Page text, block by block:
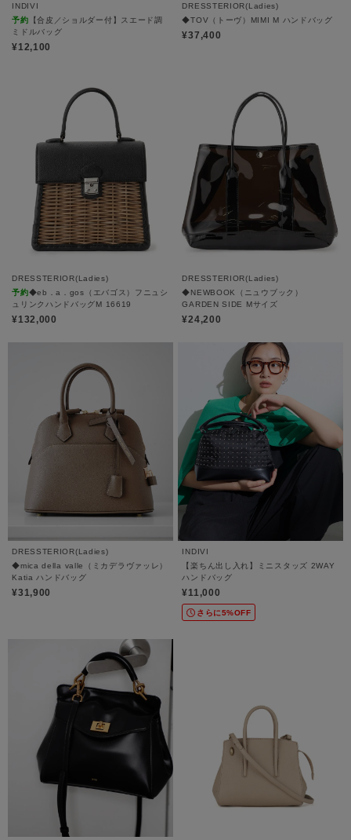
INDIVI
予約 【合皮／ショルダー付】スエード調
ミドルバッグ
¥12,100
DRESSTERIOR(Ladies)
◆TOV（トーヴ）MIMI M ハンドバッグ
¥37,400
DRESSTERIOR(Ladies)
予約◆eb．a．gos（エバゴス）フニュシ
ュリンクハンドバッグM 16619
¥132,000
DRESSTERIOR(Ladies)
◆NEWBOOK（ニュウブック）
GARDEN SIDE Mサイズ
¥24,200
DRESSTERIOR(Ladies)
◆mica della valle（ミカデラヴァッレ）
Katia ハンドバッグ
¥31,900
INDIVI
【楽ちん出し入れ】ミニスタッズ 2WAY
ハンドバッグ
¥11,000
さらに5%OFF